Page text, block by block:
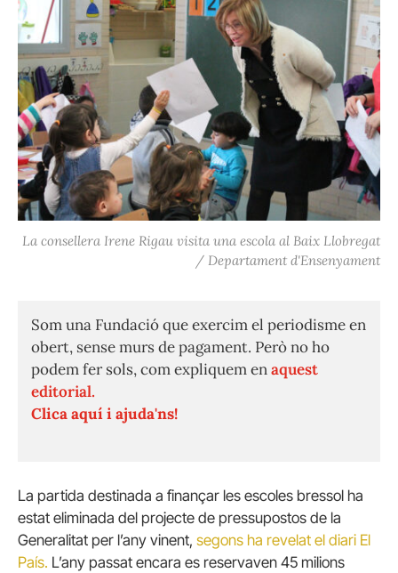
La consellera Irene Rigau visita una escola al Baix Llobregat
/ Departament d'Ensenyament
Som una Fundació que exercim el periodisme en
obert, sense murs de pagament. Però no ho
podem fer sols, com expliquem enaquest
editorial.
Clica aquí i ajuda'ns!
La partida destinada a finançar les escoles bressol ha
estat eliminada del projecte de pressupostos de la
Generalitat per l’any vinent, segons ha revelat el diari El
País. L’any passat encara es reservaven 45 milions